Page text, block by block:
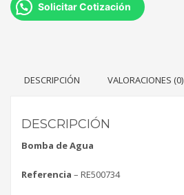
Solicitar Cotización
DESCRIPCIÓN VALORACIONES (0)
DESCRIPCIÓN
Bomba de Agua
Referencia – RE500734